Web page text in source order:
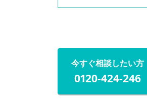
今すぐ相談したい方
0120-424-246